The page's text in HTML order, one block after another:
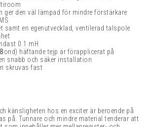
ger den väl lämpad för mindre förstärkare
samt en egenutvecklad, ventilerad talspole
0.1 mH
Bond) häftande tejp är förapplicerat på
snabb och säker installation
skruvas fast
känsligheten hos en exciter är beroende på
på. Tunnare och mindre material tenderar att